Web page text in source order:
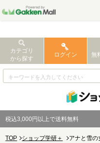
カテゴリ
から探す
ログイン 無
税込3,000円以上で送料無料
TOP ショップ学研＋ アナと雪